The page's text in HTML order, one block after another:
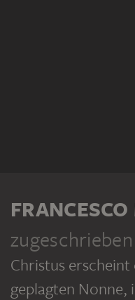
zugeschrieben
Christus
geplagten Nonne,